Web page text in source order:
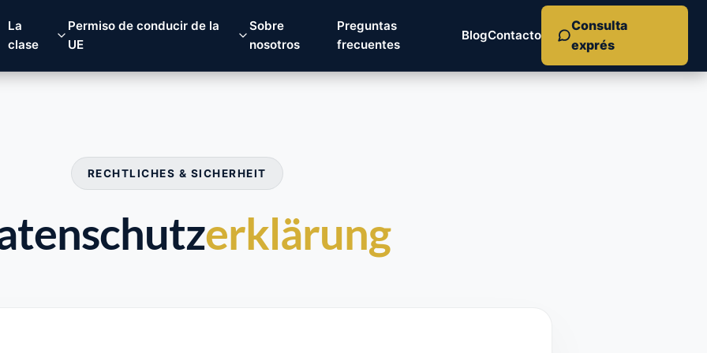
La
clase
Permiso de conducir de la
UE
Sobre
nosotros
Preguntas
frecuentes
BlogContacto
Consulta
exprés
RECHTLICHES & SICHERHEIT
erklärung